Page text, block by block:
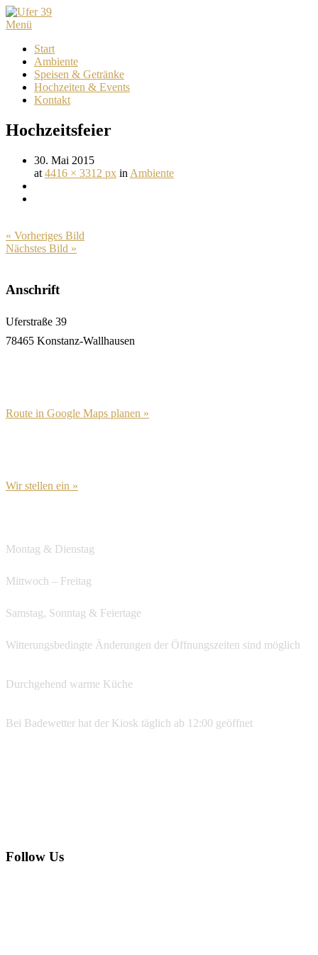
Menü
Start
Ambiente
Speisen & Getränke
Hochzeiten & Events
Kontakt
Hochzeitsfeier
30. Mai 2015
at 4416 × 3312 px in Ambiente
« Vorheriges Bild
Nächstes Bild »
Anschrift
Uferstraße 39
78465 Konstanz-Wallhausen
Route in Google Maps planen »
Wir stellen ein »
Montag & Dienstag
Mittwoch – Freitag
Samstag, Sonntag & Feiertage
Witterungsbedingte Änderungen der Öffnungszeiten sind möglich
Durchgehend warme Küche
Bei Badewetter hat der Kiosk täglich ab 12:00 geöffnet
Follow Us